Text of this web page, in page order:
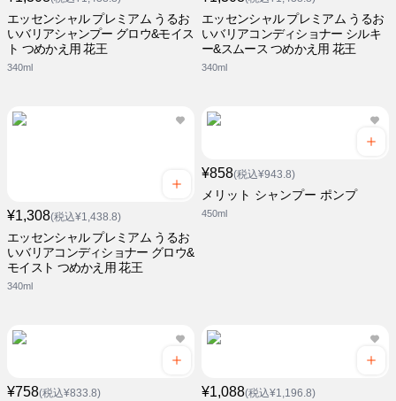
エッセンシャル プレミアム うるお
いバリアシャンプー グロウ&モイス
ト つめかえ用 花王
340ml
エッセンシャル プレミアム うるお
いバリアコンディショナー シルキ
ー&スムース つめかえ用 花王
340ml
¥1,308(税込¥1,438.8)
エッセンシャル プレミアム うるお
いバリアコンディショナー グロウ&
モイスト つめかえ用 花王
340ml
¥858(税込¥943.8)
メリット シャンプー ポンプ
450ml
¥758(税込¥833.8) ¥1,088(税込¥1,196.8)